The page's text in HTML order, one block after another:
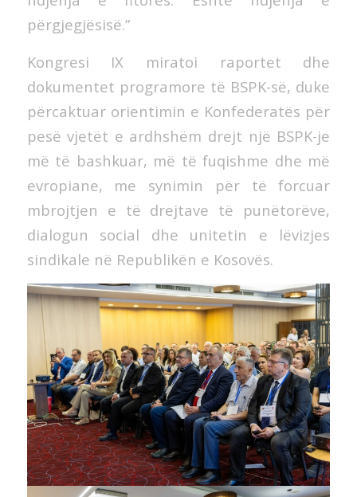
përgjegjësisë.”
Kongresi IX miratoi raportet dhe
dokumentet programore të BSPK-së, duke
përcaktuar orientimin e Konfederatës për
pesë vjetët e ardhshëm drejt një BSPK-je
më të bashkuar, më të fuqishme dhe më
evropiane, me synimin për të forcuar
mbrojtjen e të drejtave të punëtorëve,
dialogun social dhe unitetin e lëvizjes
sindikale në Republikën e Kosovës.